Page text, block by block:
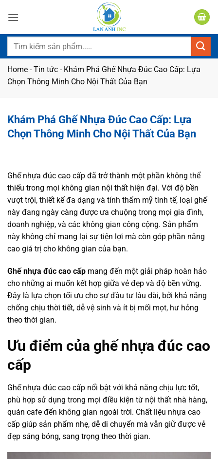
qua
dung
Tìm
Home -Tin tức - Khám Phá Ghế Nhựa Đúc Cao Cấp: Lựa
Chọn Thông Minh Cho Nội Thất Của Bạn
Khám Phá Ghế Nhựa Đúc Cao Cấp: Lựa
Chọn Thông Minh Cho Nội Thất Của Bạn
Ghế nhựa đúc cao cấp đã trở thành một phần không thể
thiếu trong mọi không gian nội thất hiện đại. Với độ bền
vượt trội, thiết kế đa dạng và tính thẩm mỹ tinh tế, loại ghế
này đang ngày càng được ưa chuộng trong mọi gia đình,
doanh nghiệp, và các không gian công cộng. Sản phẩm
này không chỉ mang lại sự tiện lợi mà còn góp phần nâng
cao giá trị cho không gian của bạn.
Ghế nhựa đúc cao cấp mang đến một giải pháp hoàn hảo
cho những ai muốn kết hợp giữa vẻ đẹp và độ bền vững.
Đây là lựa chọn tối ưu cho sự đầu tư lâu dài, bởi khả năng
chống chịu thời tiết, dễ vệ sinh và ít bị mối mọt, hư hỏng
theo thời gian.
Ưu điểm của ghế nhựa đúc cao
cấp
Ghế nhựa đúc cao cấp nổi bật với khả năng chịu lực tốt,
phù hợp sử dụng trong mọi điều kiện từ nội thất nhà hàng,
quán cafe đến không gian ngoài trời. Chất liệu nhựa cao
cấp giúp sản phẩm nhẹ, dễ di chuyển mà vẫn giữ được vẻ
đẹp sáng bóng, sang trọng theo thời gian.